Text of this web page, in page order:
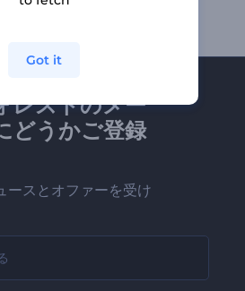
レストのメー
どうかご登録
ースとオファーを受け
Got it